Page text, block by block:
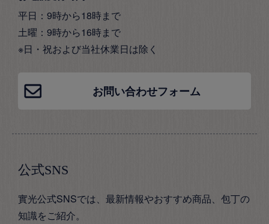
平日：9時から18時まで
土曜：9時から16時まで
※日・祝および当社休業日は除く
お問い合わせフォーム
公式SNS
實光公式SNSでは、最新情報やおすすめ商品、包丁の
知識をご紹介。